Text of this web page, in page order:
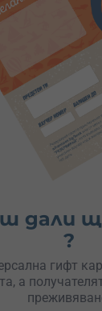
дали
?
гифт
а